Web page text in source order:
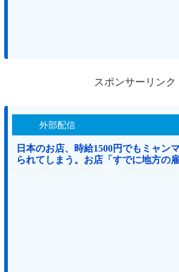
スポンサーリンク
外部配信
日本のお店、時給1500円でもミャン
られてしまう。お店「すでに地方の